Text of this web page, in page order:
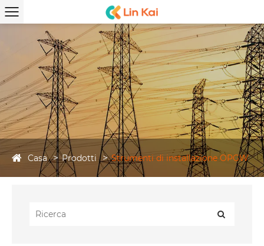
Casa Prodotti Strumenti di installazione OPGW